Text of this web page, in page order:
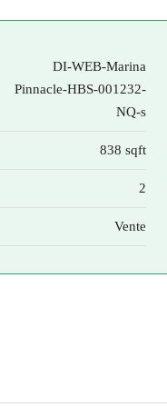
DI-WEB-Marina
Pinnacle-HBS-001232-
NQ-s
838 sqft
2
Vente